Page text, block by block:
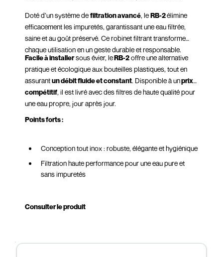
Doté d’un système defiltration avancé, leRB-2élimine
efficacement les impuretés, garantissant une eau filtrée,
saine et au goût préservé. Ce robinet filtrant transforme
chaque utilisation en un geste durable et responsable.
Facile à installersous évier, leRB-2offre une alternative
pratique et écologique aux bouteilles plastiques, tout en
assurantun débit fluide et constant. Disponible à unprix
compétitif, il est livré avec des filtres de haute qualité pour
une eau propre, jour après jour.
Points forts :
Conception tout inox : robuste, élégante et hygiénique
Filtration haute performance pour une eau pure et
sans impuretés
Design moderne, idéal pour les cuisines premium
Consulter le produit